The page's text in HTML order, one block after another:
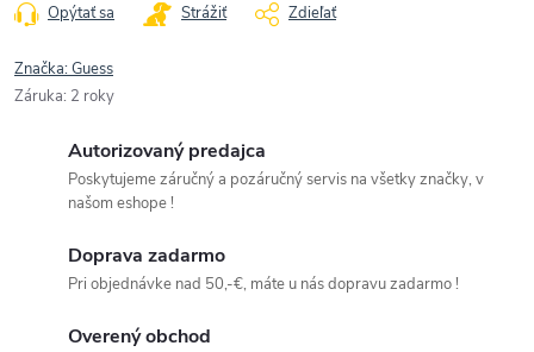
Opýtať sa Strážiť Zdieľať
Značka:Guess
Záruka: 2 roky
Autorizovaný predajca
Poskytujeme záručný a pozáručný servis na všetky značky, v
našom eshope !
Doprava zadarmo
Pri objednávke nad 50,-€, máte u nás dopravu zadarmo !
Overený obchod